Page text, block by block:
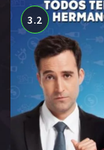
3.2